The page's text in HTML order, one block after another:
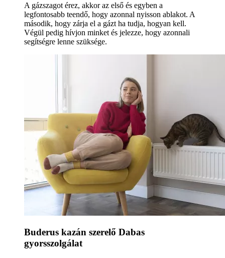
A gázszagot érez, akkor az első és egyben a
legfontosabb teendő, hogy azonnal nyisson ablakot. A
második, hogy zárja el a gázt ha tudja, hogyan kell.
Végül pedig hívjon minket és jelezze, hogy azonnali
segítségre lenne szüksége.
Buderus kazán szerelő Dabas
gyorsszolgálat